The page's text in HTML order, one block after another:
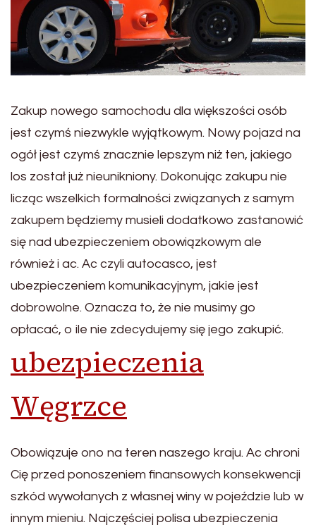
Zakup nowego samochodu dla większości osób
jest czymś niezwykle wyjątkowym. Nowy pojazd na
ogół jest czymś znacznie lepszym niż ten, jakiego
los został już nieunikniony. Dokonując zakupu nie
licząc wszelkich formalności związanych z samym
zakupem będziemy musieli dodatkowo zastanowić
się nad ubezpieczeniem obowiązkowym ale
również i ac. Ac czyli autocasco, jest
ubezpieczeniem komunikacyjnym, jakie jest
dobrowolne. Oznacza to, że nie musimy go
opłacać, o ile nie zdecydujemy się jego zakupić.
ubezpieczenia
Węgrzce
Obowiązuje ono na teren naszego kraju. Ac chroni
Cię przed ponoszeniem finansowych konsekwencji
szkód wywołanych z własnej winy w pojeździe lub w
innym mieniu. Najczęściej polisa ubezpieczenia